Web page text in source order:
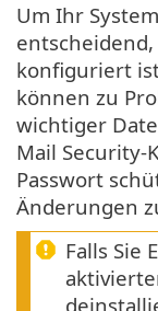
Um Ihr
entscheidend,
konfiguriert
können zu
wichtiger
Mail
Passwort
Änderungen
Falls Sie